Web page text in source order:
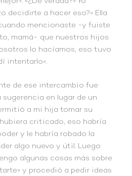
decidirte a hacer eso?» Ella
mencionaste -y fuiste
mamá- que nuestros hijos
lo hacíamos, eso tuvo
intentarlo».
de ese intercambio fue
sugerencia en lugar de un
a mi hija tomar su
criticado, eso habría
y le habría robado la
algo nuevo y útil. Luego
algunas cosas más sobre
y procedió a pedir ideas